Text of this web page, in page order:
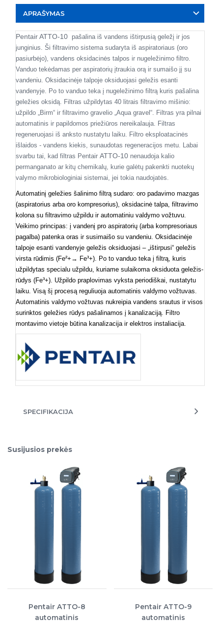
APRAŠYMAS
Pentair ATTO-10 pašalina iš vandens ištirpusią geležį ir jos
junginius. Ši filtravimo sistema sudaryta iš aspiratoriaus (oro
pasiurbėjo), vandens oksidacinės talpos ir nugeležinimo filtro.
Vanduo tekėdamas per aspiratorių įtraukia orą ir sumaišo jį su
vandeniu. Oksidacinėje talpoje oksiduojasi geležis esanti
vandenyje. Po to vanduo teka į nugeležinimo filtrą kuris pašalina
geležies oksidą. Filtras užpildytas 40 litrais filtravimo mišinio:
užpildo „Birm“ ir filtravimo gravelio „Aqua gravel“. Filtras yra pilnai
automatinis ir papildomos priežiūros nereikalauja. Filtras
regeneruojasi iš anksto nustatytu laiku. Filtro eksploatacinės
išlaidos - vandens kiekis, sunaudotas regeneracijos metu. Labai
svarbu tai, kad filtras Pentair ATTO-10 nenaudoja kalio
permanganato ar kitų chemikalų, kurie galėtų pakenkti nuotekų
valymo mikrobiologiniai sistemai, jei tokia naudojatės.
Automatinį geležies šalinimo filtrą sudaro: oro padavimo mazgas
(aspiratorius arba oro kompresorius), oksidacinė talpa, filtravimo
kolona su filtravimo užpildu ir automatiniu valdymo vožtuvu.
Veikimo principas: į vandenį pro aspiratorių (arba kompresoriaus
pagalba) patenka oras ir susimaišo su vandeniu. Oksidacinėje
talpoje esanti vandenyje geležis oksiduojasi – „ištirpusi“ geležis
virsta rūdimis (Fe²+→ Fe³+). Po to vanduo teka į filtrą, kuris
užpildytas specialu užpildu, kuriame sulaikoma oksiduota geležis-
rūdys (Fe³+). Užpildo praplovimas vyksta periodiškai, nustatytu
laiku. Visą šį procesą reguliuoja automatinis valdymo vožtuvas.
Automatinis valdymo vožtuvas nukreipia vandens srautus ir visos
surinktos geležies rūdys pašalinamos į kanalizaciją. Filtro
montavimo vietoje būtina kanalizacija ir elektros instaliacija.
SPECIFIKACIJA
Susijusios prekės
Pentair ATTO-8
automatinis
Pentair ATTO-9
automatinis